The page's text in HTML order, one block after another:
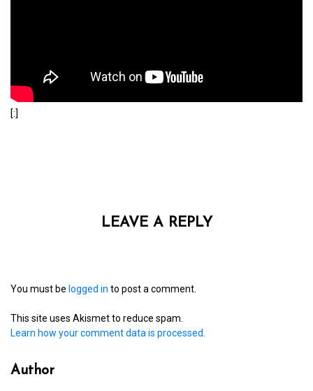
[:]
LEAVE A REPLY
You must be logged in to post a comment.
This site uses Akismet to reduce spam.
Learn how your comment data is processed.
Author